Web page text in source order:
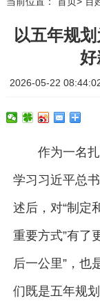
以五年规
好
2026-05-22
作为一名
学习习近平总
述后，对“制定
重要方式”有了
后一公里”，也
们既是五年规